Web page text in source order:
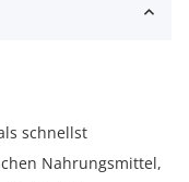
schnellst
Nahrungsmittel,